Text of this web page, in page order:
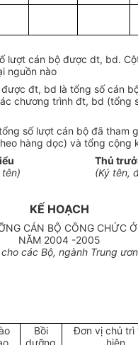
lượt cán bộ được dt, bd.
nguồn nào
đt, bd là tổng số cán
chương trình đt, bd (tổng
số lượt cán bộ đã tham
hàng dọc) và tổng cộng
tên)
Thủ
(Ký tên,
KẾ HOẠCH
CÁN BỘ CÔNG CHỨC
NĂM 2004 -2005
cho các Bộ, ngành Trung
Bồi
dưỡng
Đơn vị chủ trì
hiện